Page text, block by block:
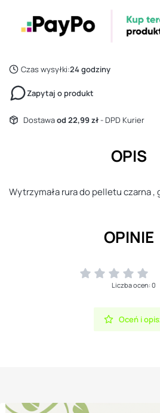
Czas wysyłki:24 godziny
Zapytaj o produkt
Dostawaod 22,99 zł- DPD Kurier
OPIS
Wytrzymała rura do pelletu czarna ,
OPINIE
Liczba ocen: 0
Oceń i